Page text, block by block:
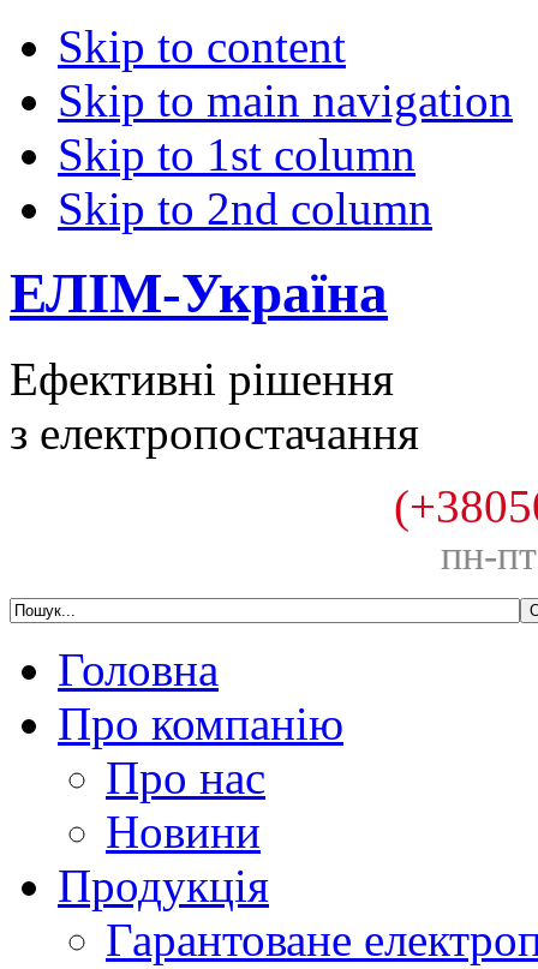
Skip to content
Skip to main navigation
Skip to 1st column
Skip to 2nd column
ЕЛІМ-Україна
Ефективні рішення
з електропостачання
пн-
Головна
Про компанію
Про нас
Новини
Продукція
Гарантоване